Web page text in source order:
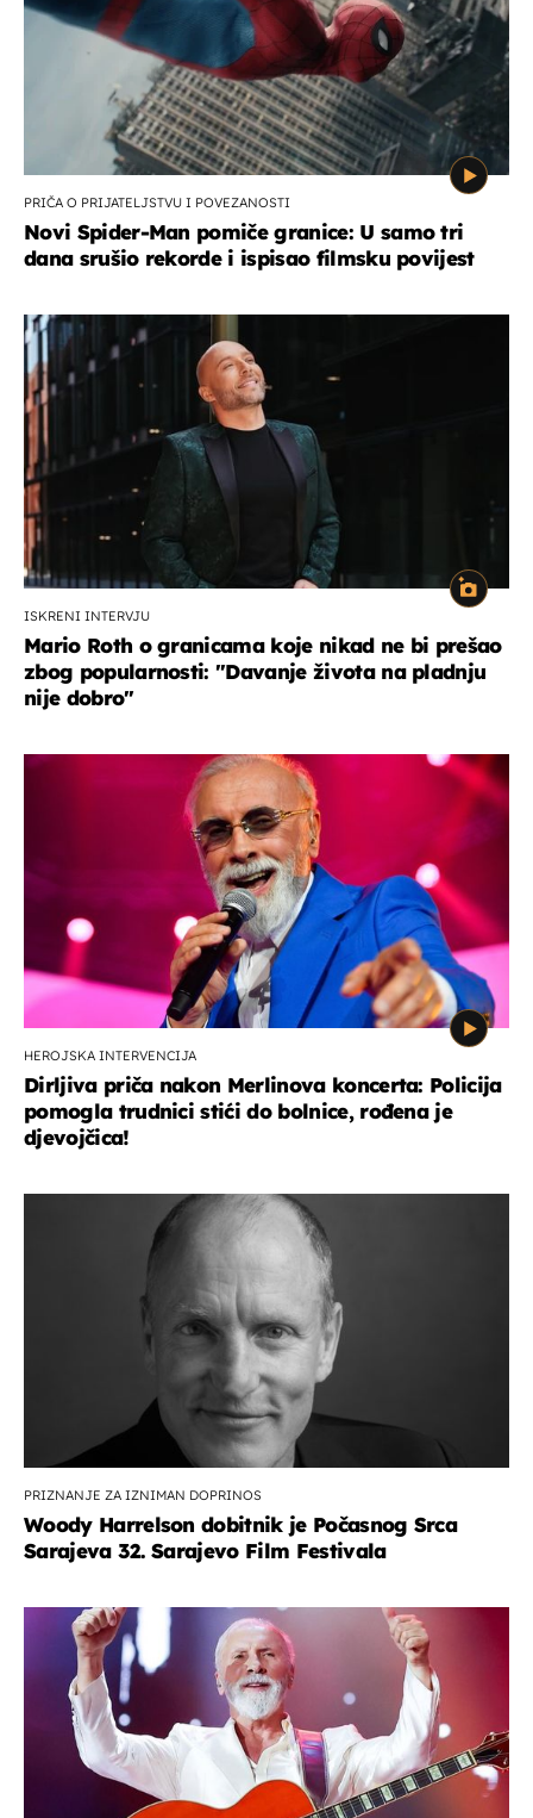
PRIČA O PRIJATELJSTVU I POVEZANOSTI
Novi Spider-Man pomiče granice: U samo tri
dana srušio rekorde i ispisao filmsku povijest
ISKRENI INTERVJU
Mario Roth o granicama koje nikad ne bi prešao
zbog popularnosti: "Davanje života na pladnju
nije dobro"
HEROJSKA INTERVENCIJA
Dirljiva priča nakon Merlinova koncerta: Policija
pomogla trudnici stići do bolnice, rođena je
djevojčica!
PRIZNANJE ZA IZNIMAN DOPRINOS
Woody Harrelson dobitnik je Počasnog Srca
Sarajeva 32. Sarajevo Film Festivala